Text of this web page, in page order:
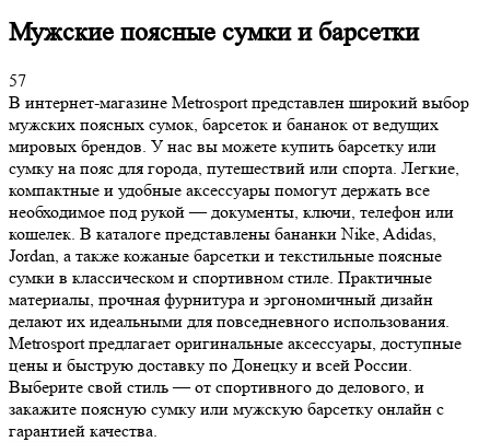
Мужские поясные сумки и барсетки
57
В интернет-магазине Metrosport представлен широкий выбор
мужских поясных сумок, барсеток и бананок от ведущих
мировых брендов. У нас вы можете купить барсетку или
сумку на пояс для города, путешествий или спорта. Легкие,
компактные и удобные аксессуары помогут держать все
необходимое под рукой — документы, ключи, телефон или
кошелек. В каталоге представлены бананки Nike, Adidas,
Jordan, а также кожаные барсетки и текстильные поясные
сумки в классическом и спортивном стиле. Практичные
материалы, прочная фурнитура и эргономичный дизайн
делают их идеальными для повседневного использования.
Metrosport предлагает оригинальные аксессуары, доступные
цены и быструю доставку по Донецку и всей России.
Выберите свой стиль — от спортивного до делового, и
закажите поясную сумку или мужскую барсетку онлайн с
гарантией качества.